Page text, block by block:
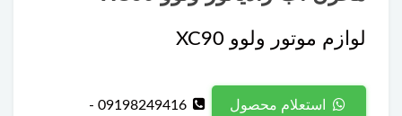
لوازم موتور ولوو XC90
استعلام محصول 09198249416 -